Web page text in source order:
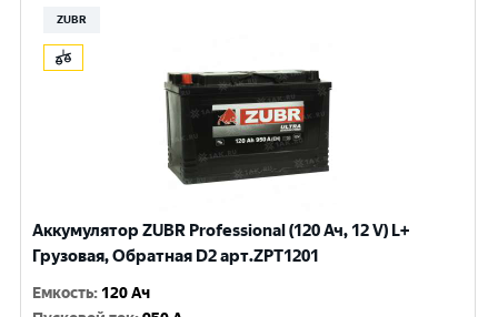
ZUBR
Аккумулятор ZUBR Professional (120 Ач, 12 V) L+
Грузовая, Обратная D2 арт.ZPT1201
Емкость: 120 Ач